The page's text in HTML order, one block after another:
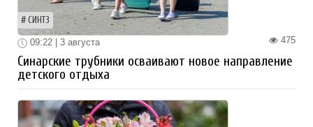
СИНТЗ
475
09:22 | 3 августа
Синарские трубники осваивают новое направление
детского отдыха